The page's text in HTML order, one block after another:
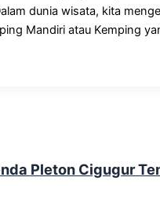
dunia wisata, kita
Mandiri atau Kemping
Pleton Cigugur